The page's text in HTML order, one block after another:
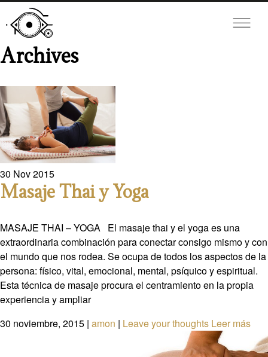
Archives
30 Nov2015
Masaje Thai y Yoga
MASAJE THAI – YOGA El masaje thai y el yoga es una
extraordinaria combinación para conectar consigo mismo y con
el mundo que nos rodea. Se ocupa de todos los aspectos de la
persona: físico, vital, emocional, mental, psíquico y espiritual.
Esta técnica de masaje procura el centramiento en la propia
experiencia y ampliar
30 noviembre, 2015 | amon | Leave your thoughts Leer más